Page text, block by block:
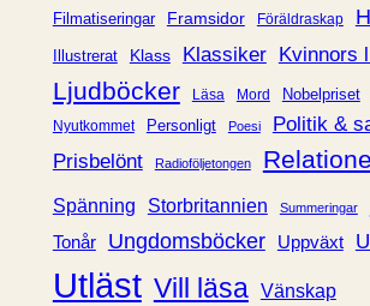
Filmatiseringar Framsidor Föräldraskap
Illustrerat Klass Klassiker Kvinnors
Ljudböcker
Läsa Mord Nobelpriset
Nyutkommet Personligt Poesi
Politik &
Prisbelönt
Radioföljetongen
Spänning Storbritannien Summeringar
Tonår Ungdomsböcker Uppväxt
Utläst Vill läsa Vänskap